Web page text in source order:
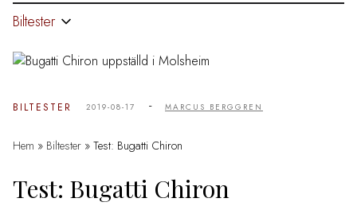
Biltester
BILTESTER 2019-08-17 - MARCUS BERGGREN
Hem » Biltester » Test: Bugatti Chiron
Test: Bugatti Chiron